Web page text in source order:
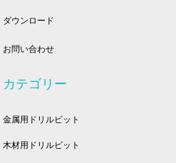
ダウンロード
お問い合わせ
カテゴリー
金属用ドリルビット
木材用ドリルビット